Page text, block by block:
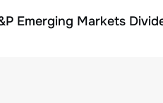
Emerging Markets